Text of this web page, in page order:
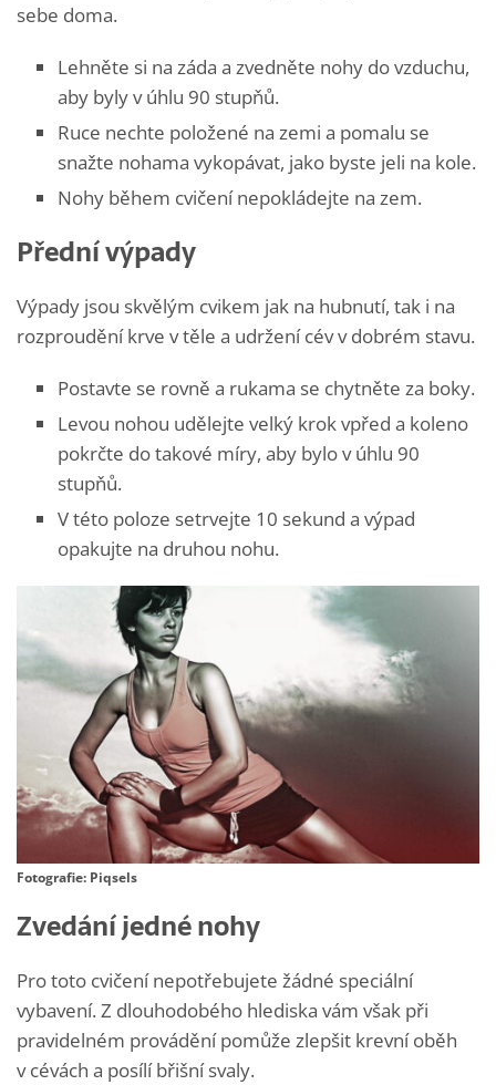
sebe doma.
Lehněte si na záda a zvedněte nohy do vzduchu,
aby byly v úhlu 90 stupňů.
Ruce nechte položené na zemi a pomalu se
snažte nohama vykopávat, jako byste jeli na kole.
Nohy během cvičení nepokládejte na zem.
Přední výpady
Výpady jsou skvělým cvikem jak na hubnutí, tak i na
rozproudění krve v těle a udržení cév v dobrém stavu.
Postavte se rovně a rukama se chytněte za boky.
Levou nohou udělejte velký krok vpřed a koleno
pokrčte do takové míry, aby bylo v úhlu 90
stupňů.
V této poloze setrvejte 10 sekund a výpad
opakujte na druhou nohu.
Fotografie: Piqsels
Zvedání jedné nohy
Pro toto cvičení nepotřebujete žádné speciální
vybavení. Z dlouhodobého hlediska vám však při
pravidelném provádění pomůže zlepšit krevní oběh
v cévách a posílí břišní svaly.